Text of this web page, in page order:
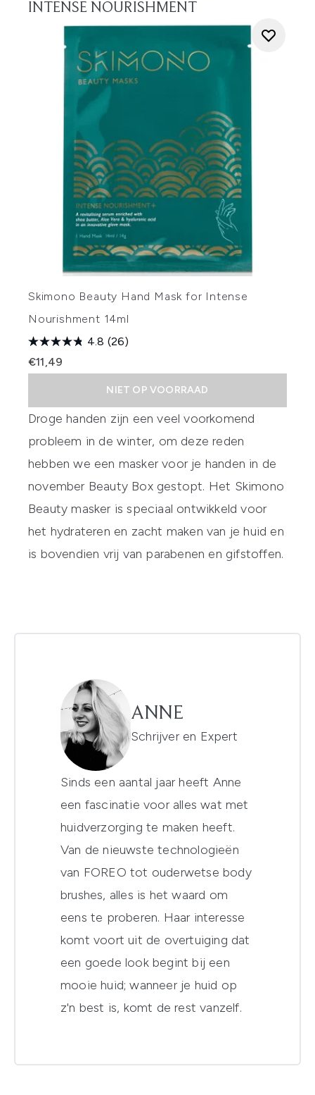
INTENSE NOURISHMENT
Skimono Beauty Hand Mask for Intense
Nourishment 14ml
4.8 (26)
€11,49
NIET OP VOORRAAD
Droge handen zijn een veel voorkomend
probleem in de winter, om deze reden
hebben we een masker voor je handen in de
november Beauty Box gestopt. Het Skimono
Beauty masker is speciaal ontwikkeld voor
het hydrateren en zacht maken van je huid en
is bovendien vrij van parabenen en gifstoffen.
ANNE
Schrijver en Expert
Sinds een aantal jaar heeft Anne
een fascinatie voor alles wat met
huidverzorging te maken heeft.
Van de nieuwste technologieën
van FOREO tot ouderwetse body
brushes, alles is het waard om
eens te proberen. Haar interesse
komt voort uit de overtuiging dat
een goede look begint bij een
mooie huid; wanneer je huid op
z'n best is, komt de rest vanzelf.